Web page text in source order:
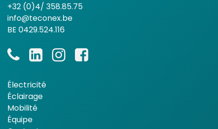
+32 (0)4/ 358.85.75
info@teconex.be
BE 0429.524.116
Électricité
Éclairage
Mobilité
Équipe